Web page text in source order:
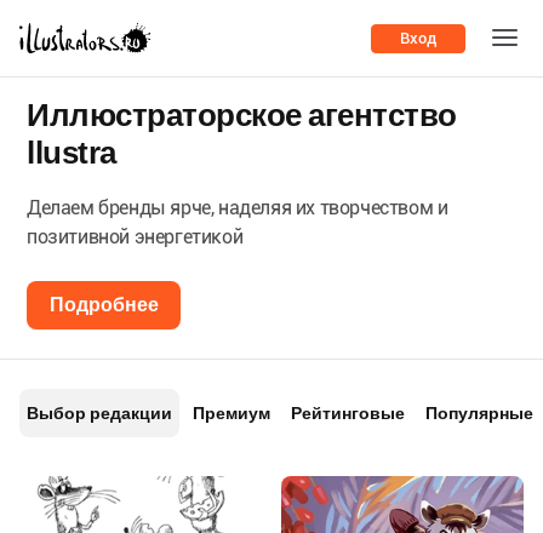
Вход
Иллюстраторское агентство
llustra
Делаем бренды ярче, наделяя их творчеством и
позитивной энергетикой
Подробнее
Выбор редакции Премиум Рейтинговые Популярные